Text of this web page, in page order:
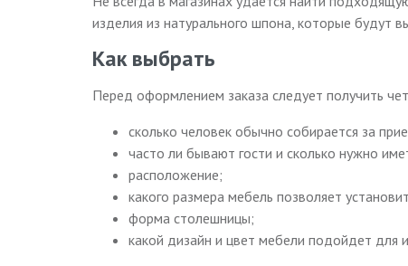
изделия из натурального шпона, которые будут
Как выбрать
Перед оформлением заказа следует получить
сколько человек обычно собирается за
часто ли бывают гости и сколько нужно
расположение;
какого размера мебель позволяет
форма столешницы;
какой дизайн и цвет мебели подойдет для